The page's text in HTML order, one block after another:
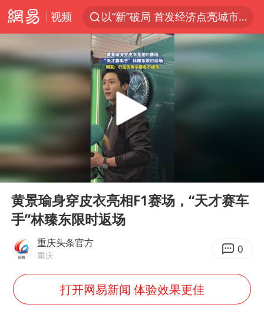
视频
U17国足三战全胜
秋天的第一杯奶茶安排上了吗
美股三大指数集体收跌 西数跌超13%
台风白海豚登陆地点更新
看守所辅警收受10万获刑1年
国家气候中心：8月将有4轮高温过程，部分地区可达40℃～45℃
宇树科技 打新
台风白海豚进入48小时警戒线
贵州轮胎子公司获美国退税8136万
郑国霖回应去景区上班被保安拦下
Play
00:00
黄景瑜身穿皮衣亮相F1赛场，“天才赛车
手”林臻东限时返场
重庆头条官方
重庆 0
打开网易新闻 体验效果更佳